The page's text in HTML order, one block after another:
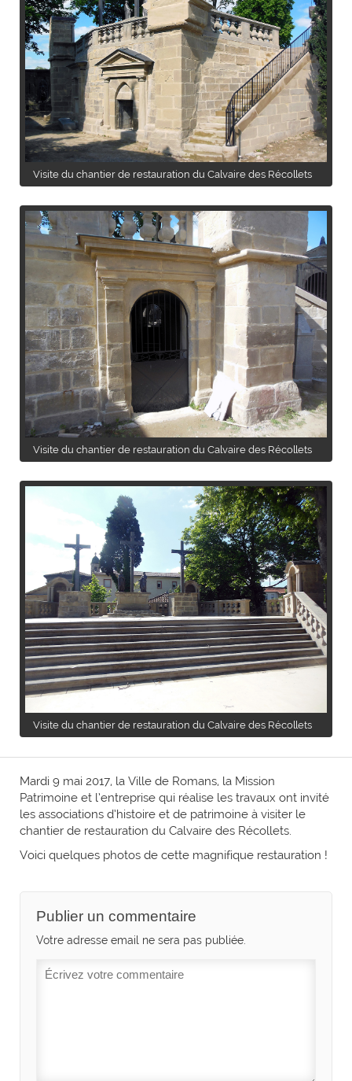
Visite du chantier de restauration du Calvaire des Récollets
Visite du chantier de restauration du Calvaire des Récollets
Visite du chantier de restauration du Calvaire des Récollets
Mardi 9 mai 2017, la Ville de Romans, la Mission
Patrimoine et l’entreprise qui réalise les travaux ont invité
les associations d’histoire et de patrimoine à visiter le
chantier de restauration du Calvaire des Récollets.
Voici quelques photos de cette magnifique restauration !
Publier un commentaire
Votre adresse email ne sera pas publiée.